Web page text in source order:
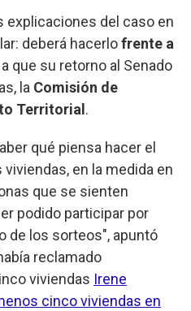
explicaciones del caso en
deberá hacerlofrente a
a que su retorno al Senado
la Comisión de
Territorial .
qué piensa hacer el
en la medida en
que se sienten
podido participar por
de los sorteos", apuntó
reclamado
viviendas Irene
cinco viviendas en